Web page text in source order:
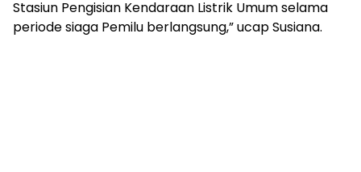
Stasiun Pengisian Kendaraan Listrik Umum selama
periode siaga Pemilu berlangsung,” ucap Susiana.